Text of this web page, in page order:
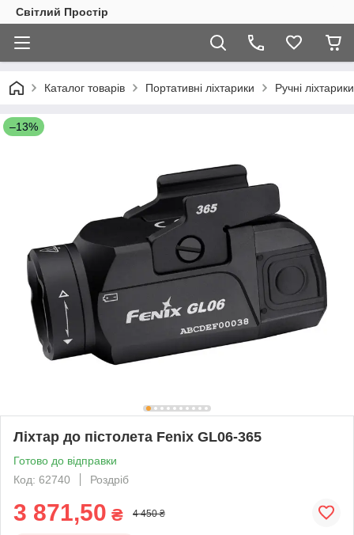
Світлий Простір
Каталог товарів Портативні ліхтарики Ручні ліхтарики
–13%
Ліхтар до пістолета Fenix GL06-365
Готово до відправки
Код: 62740
Роздріб
3 871,50 ₴ 4 450 ₴